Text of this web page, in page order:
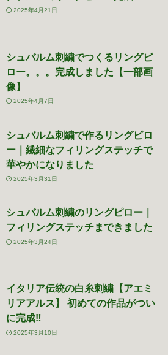
2025年4月21日
シュバルム刺繍でつくるリングピ
ロー。。。完成しました【一部画
像】
2025年4月7日
シュバルム刺繍で作るリングピロ
ー｜繊細なフィリングステッチで
華やかになりました
2025年3月31日
シュバルム刺繍のリングピロー｜
フィリングステッチまできました
2025年3月24日
イタリア伝統の白糸刺繍【アエミ
リアアルス】 初めての作品がつい
に完成‼
2025年3月10日